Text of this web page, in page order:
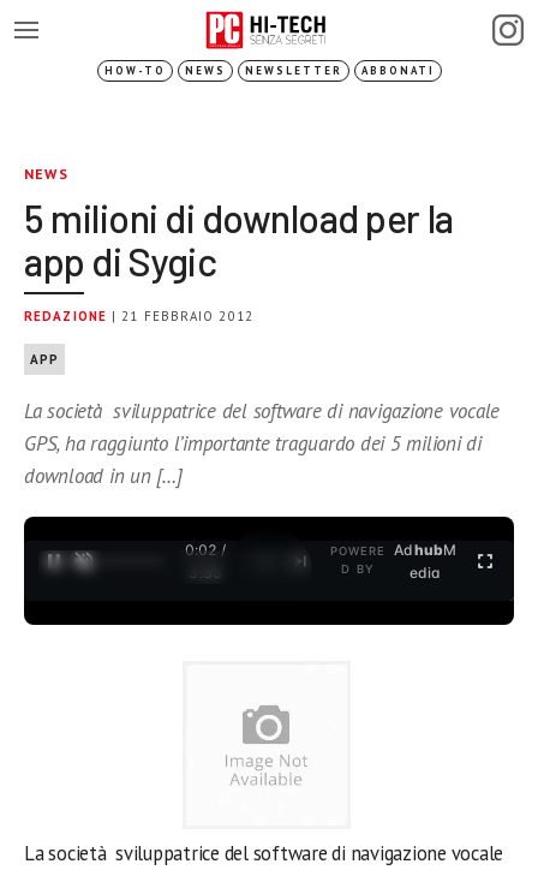
HOW-TO NEWS NEWSLETTER ABBONATI
NEWS
5 milioni di download per la
app di Sygic
REDAZIONE | 21 FEBBRAIO 2012
APP
La società sviluppatrice del software di navigazione vocale
GPS, ha raggiunto l’importante traguardo dei 5 milioni di
download in un […]
0:02 /
3:35
POWERE
D BY
AdhubM
edia
La società sviluppatrice del software di navigazione vocale